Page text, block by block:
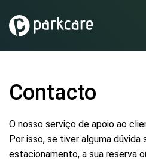
Contacto
O nosso serviço de apoio ao
Por isso, se tiver alguma
estacionamento, a sua reserva